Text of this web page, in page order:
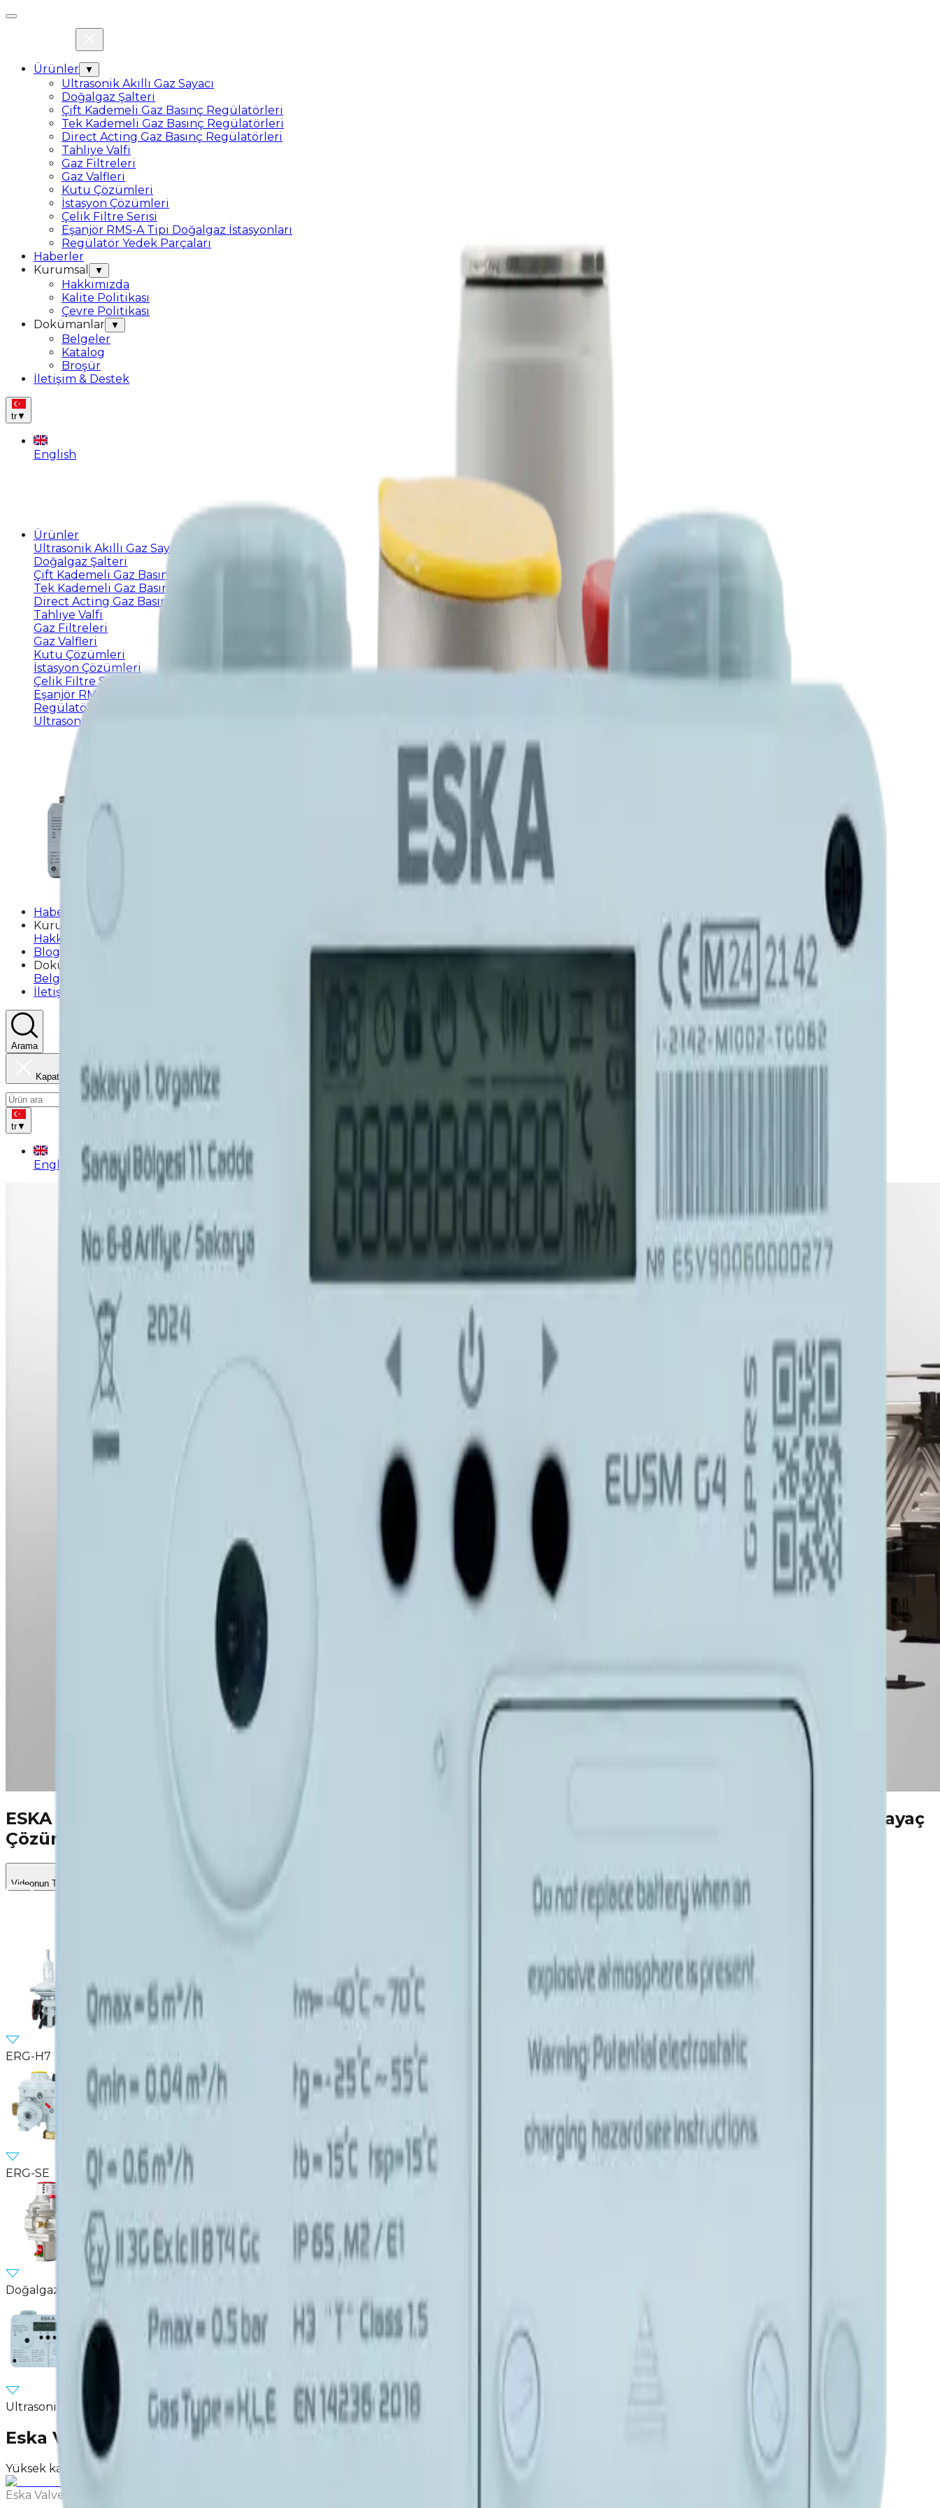
Ürünler ▼
Ultrasonik Akıllı Gaz Sayacı
Doğalgaz Şalteri
Çift Kademeli Gaz Basınç Regülatörleri
Tek Kademeli Gaz Basınç Regülatörleri
Direct Acting Gaz Basınç Regülatörleri
Tahliye Valfi
Gaz Filtreleri
Gaz Valfleri
Kutu Çözümleri
İstasyon Çözümleri
Çelik Filtre Serisi
Eşanjör RMS-A Tipi Doğalgaz İstasyonları
Regülatör Yedek Parçaları
Haberler
Kurumsal
▼
Hakkımızda
Kalite Politikası
Çevre Politikası
Dokümanlar
▼
Belgeler
Katalog
Broşür
İletişim & Destek
tr▼
English
Ürünler
Ultrasonik Akıllı Gaz Sayacı
Doğalgaz Şalteri
Çift Kademeli Gaz Basınç Regülatörleri
Tek Kademeli Gaz Basınç Regülatörleri
Direct Acting Gaz Basınç Regülatörleri
Tahliye Valfi
Gaz Filtreleri
Gaz Valfleri
Kutu Çözümleri
İstasyon Çözümleri
Çelik Filtre Serisi
Eşanjör RMS-A Tipi Doğalgaz İstasyonları
Regülatör Yedek Parçaları
Ultrasonik Akıllı Gaz Sayacı
Haberler
Kurumsal
Hakkımızda
Blog
Dokümanlar
Belgeler
İletişim & Destek
Arama
Kapat
tr▼
English
ESKA Valve ile Güvenli ve Verimli Gaz Kontrolü İçin
Gaz Regülatörleri, Filtreleri, Vanaları ve Akıllı Sayaç
Çözümleri
Videonun Tamamını İzle
ERG-H7
ERG-SE
Doğalgaz Şalteri
Ultrasonik Akıllı Gaz Sayacı
Eska Valve.
Yüksek kalitede ürünler
Eska Valve'yi ziyaret edin